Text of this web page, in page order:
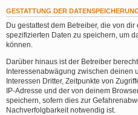
GESTATTUNG DER
Du gestattest dem Betreiber, die von
spezifizierten Daten zu speichern, um
können.
Darüber hinaus ist der Betreiber
Interessenabwägung zwischen deinen
Interessen Dritter, Zeitpunkte von
IP-Adresse und der von deinem
speichern, sofern dies zur
Nachverfolgbarkeit notwendig ist.